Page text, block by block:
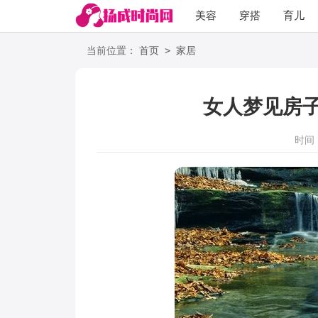
美容 穿搭 育儿
阅读
当前位置： 首页 > 家居
女人梦见房
时间